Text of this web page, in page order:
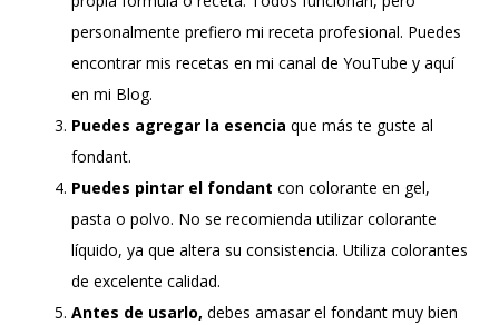
personalmente prefiero mi receta profesional. Puedes
encontrar mis recetas en mi canal de YouTube y aquí
en mi Blog.
Puedes agregar la esencia que más te guste al
fondant.
Puedes pintar el fondant con colorante en gel,
pasta o polvo. No se recomienda utilizar colorante
líquido, ya que altera su consistencia. Utiliza colorantes
de excelente calidad.
Antes de usarlo, debes amasar el fondant muy bien